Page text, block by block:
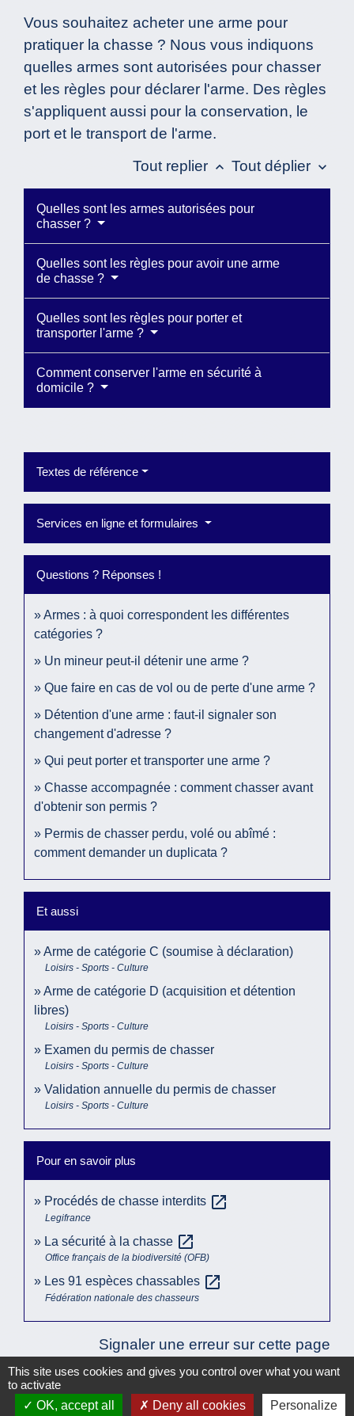
Vous souhaitez acheter une arme pour
pratiquer la chasse ? Nous vous indiquons
quelles armes sont autorisées pour chasser
et les règles pour déclarer l'arme. Des règles
s'appliquent aussi pour la conservation, le
port et le transport de l'arme.
Tout replier keyboard_arrow_up Tout déplier keyboard_arrow_down
Quelles sont les armes autorisées pour
chasser ?
Quelles sont les règles pour avoir une arme
de chasse ?
Quelles sont les règles pour porter et
transporter l'arme ?
Comment conserver l'arme en sécurité à
domicile ?
Textes de référence
Services en ligne et formulaires
Questions ? Réponses !
Armes : à quoi correspondent les différentes
catégories ?
Un mineur peut-il détenir une arme ?
Que faire en cas de vol ou de perte d'une arme ?
Détention d'une arme : faut-il signaler son
changement d'adresse ?
Qui peut porter et transporter une arme ?
Chasse accompagnée : comment chasser avant
d'obtenir son permis ?
Permis de chasser perdu, volé ou abîmé :
comment demander un duplicata ?
Et aussi
Arme de catégorie C (soumise à déclaration)
Loisirs - Sports - Culture
Arme de catégorie D (acquisition et détention
libres)
Loisirs - Sports - Culture
Examen du permis de chasser
Loisirs - Sports - Culture
Validation annuelle du permis de chasser
Loisirs - Sports - Culture
Pour en savoir plus
Procédés de chasse interdits open_in_new
Legifrance
La sécurité à la chasse open_in_new
Office français de la biodiversité (OFB)
Les 91 espèces chassables open_in_new
Fédération nationale des chasseurs
Signaler une erreur sur cette page
This site uses cookies and gives you control over what you want
to activate
OK, accept all
Deny all cookies Personalize